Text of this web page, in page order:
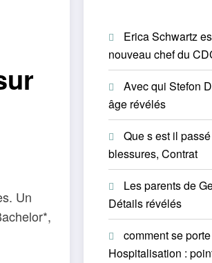
Un
Erica Schwartz
nouveau chef du
Avec qui Stefon
âge révélés
Que s est il
blessures, Contrat
Les parents de
Détails révélés
comment se
Hospitalisation :